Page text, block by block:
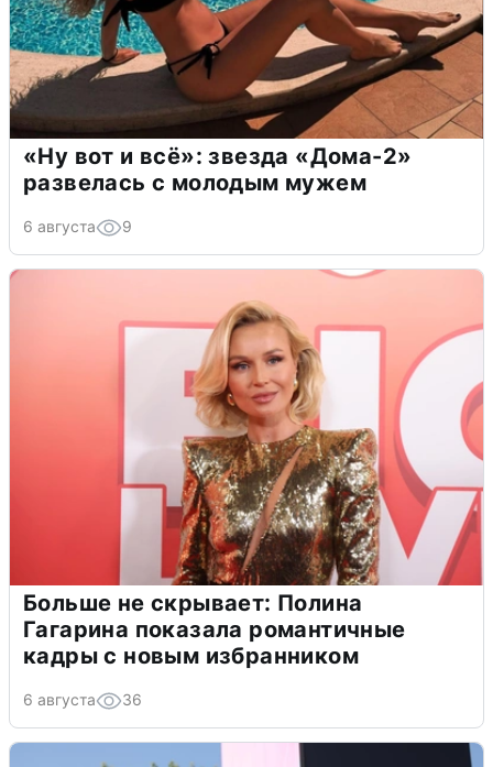
«Ну вот и всё»: звезда «Дома-2»
развелась с молодым мужем
6 августа 9
Больше не скрывает: Полина
Гагарина показала романтичные
кадры с новым избранником
6 августа 36